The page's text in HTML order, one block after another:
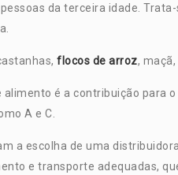
da terceira idade.
flocos de arroz,
é a contribuição para
A e C.
a escolha de uma
e transporte adequadas,